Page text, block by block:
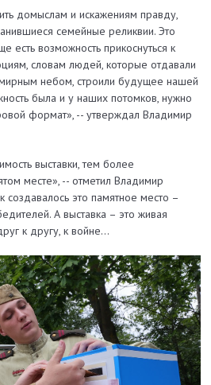
домыслам и искажениям правду,
семейные реликвии. Это
есть возможность прикоснуться к
словам людей, которые отдавали
небом, строили будущее нашей
была и у наших потомков, нужно
формат», -- утверждал Владимир
выставки, тем более
месте», -- отметил Владимир
создавалось это памятное место –
А выставка – это живая
к другу, к войне…